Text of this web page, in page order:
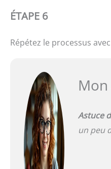
ÉTAPE 6
Répétez le processus
Astuce
un peu